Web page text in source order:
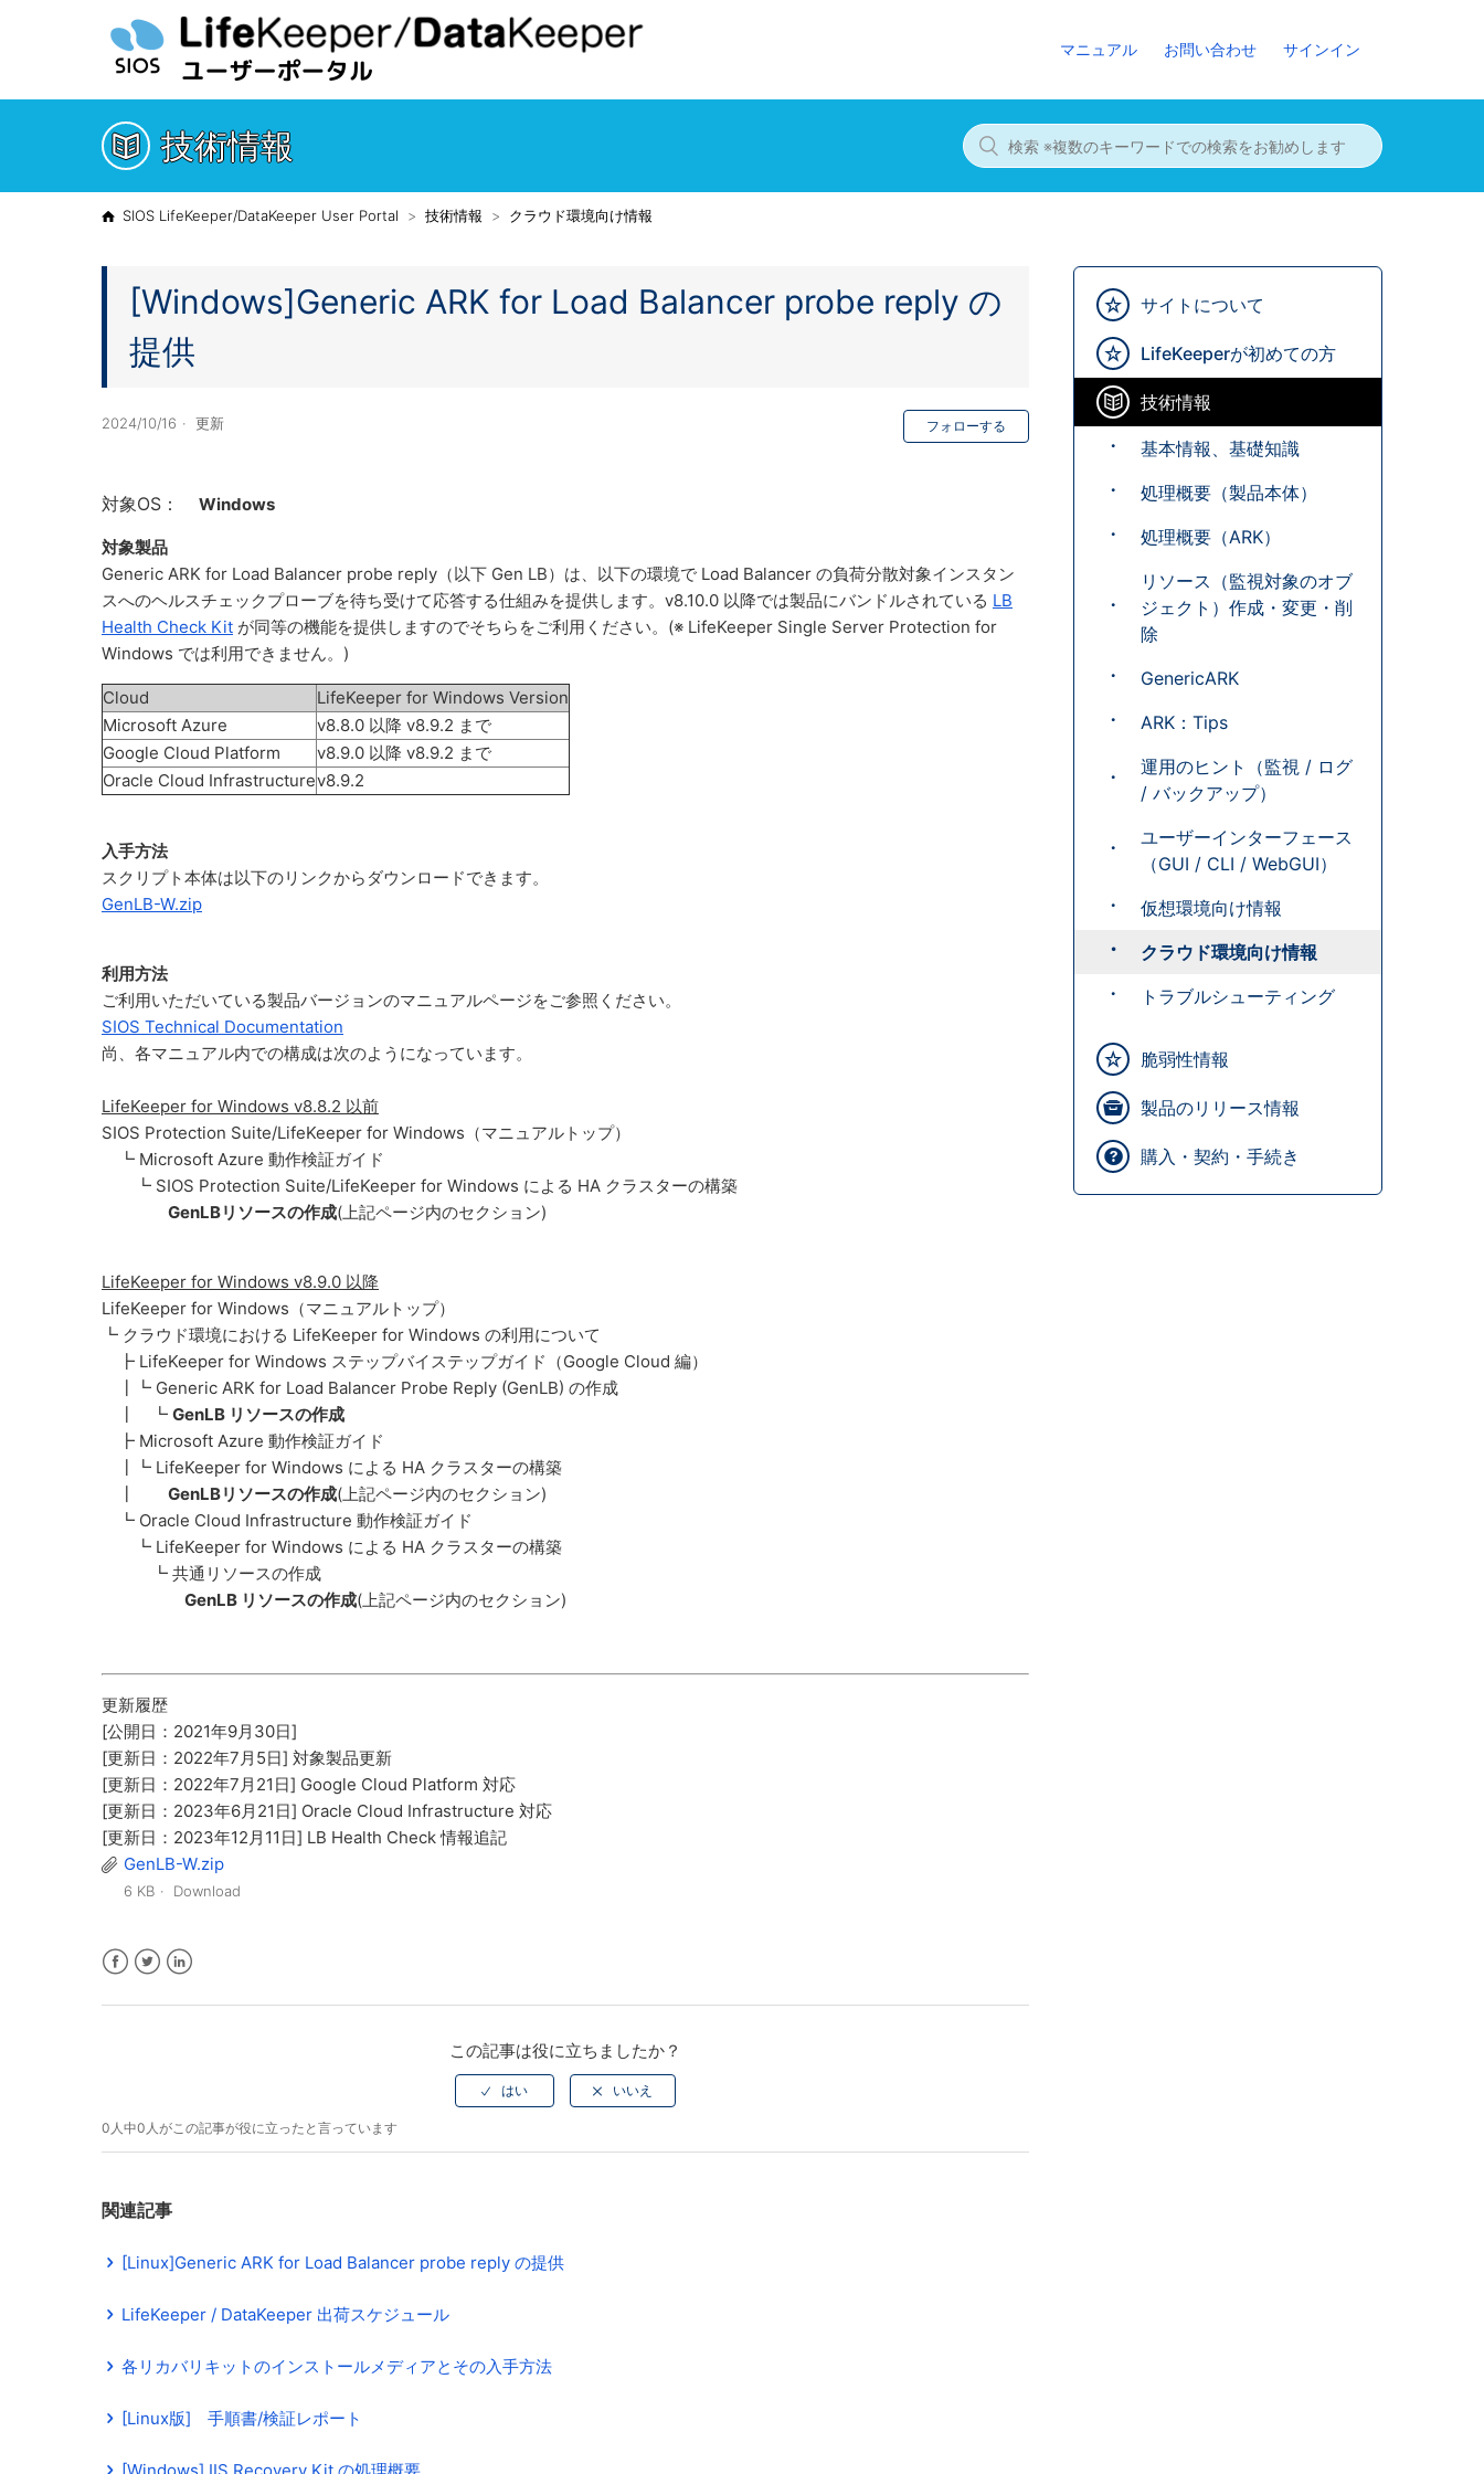
マニュアル お問い合わせ サインイン
技術情報
SIOS LifeKeeper/DataKeeper User Portal 技術情報 クラウド環境向け情報
サイトについて
LifeKeeperが初めての方
技術情報
基本情報、基礎知識
処理概要（製品本体）
処理概要（ARK）
リソース（監視対象のオブ
ジェクト）作成・変更・削
除
GenericARK
ARK：Tips
運用のヒント（監視 / ログ
/ バックアップ）
ユーザーインターフェース
（GUI / CLI / WebGUI）
仮想環境向け情報
クラウド環境向け情報
トラブルシューティング
脆弱性情報
製品のリリース情報
購入・契約・手続き
[Windows]Generic ARK for Load Balancer probe reply の
提供
2024/10/16 更新 フォローする
対象OS： Windows
対象製品
Generic ARK for Load Balancer probe reply（以下 Gen LB）は、以下の環境で Load Balancer の負荷分散対象インスタン
スへのヘルスチェックプローブを待ち受けて応答する仕組みを提供します。 v8.10.0 以降では製品にバンドルされている LB
Health Check Kit が同等の機能を提供しますのでそちらをご利用ください。 (※ LifeKeeper Single Server Protection for
Windows では利用できません。)
Cloud
LifeKeeper for Windows Version
Microsoft Azure
v8.8.0 以降 v8.9.2 まで
Google Cloud Platform
v8.9.0 以降 v8.9.2 まで
Oracle Cloud Infrastructurev8.9.2
入手方法
スクリプト本体は以下のリンクからダウンロードできます。
GenLB-W.zip
利用方法
ご利用いただいている製品バージョンのマニュアルページをご参照ください。
SIOS Technical Documentation
尚、各マニュアル内での構成は次のようになっています。
LifeKeeper for Windows v8.8.2 以前
SIOS Protection Suite/LifeKeeper for Windows（マニュアルトップ）
┗ Microsoft Azure 動作検証ガイド
┗ SIOS Protection Suite/LifeKeeper for Windows による HA クラスターの構築
GenLBリソースの作成(上記ページ内のセクション)
LifeKeeper for Windows v8.9.0 以降
LifeKeeper for Windows（マニュアルトップ）
┗ クラウド環境における LifeKeeper for Windows の利用について
┣ LifeKeeper for Windows ステップバイステップガイド（Google Cloud 編）
┃┗ Generic ARK for Load Balancer Probe Reply (GenLB) の作成
┃ ┗ GenLB リソースの作成
┣ Microsoft Azure 動作検証ガイド
┃┗ LifeKeeper for Windows による HA クラスターの構築
GenLBリソースの作成(上記ページ内のセクション)
┗ Oracle Cloud Infrastructure 動作検証ガイド
┗ LifeKeeper for Windows による HA クラスターの構築
┗ 共通リソースの作成
GenLB リソースの作成(上記ページ内のセクション)
更新履歴
[公開日：2021年9月30日]
[更新日：2022年7月5日] 対象製品更新
[更新日：2022年7月21日] Google Cloud Platform 対応
[更新日：2023年6月21日] Oracle Cloud Infrastructure 対応
[更新日：2023年12月11日] LB Health Check 情報追記
GenLB-W.zip
6 KB Download
この記事は役に立ちましたか？
0人中0人がこの記事が役に立ったと言っています
関連記事
[Linux]Generic ARK for Load Balancer probe reply の提供
LifeKeeper / DataKeeper 出荷スケジュール
各リカバリキットのインストールメディアとその入手方法
[Linux版] 手順書/検証レポート